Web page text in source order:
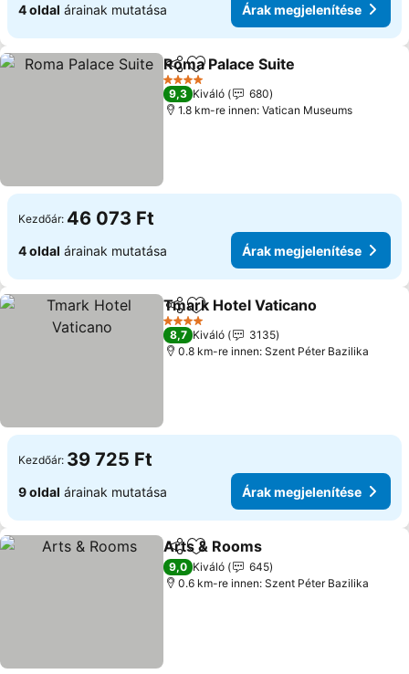
4 oldal árainak mutatása Árak megjelenítése
Megosztás
Hozzáadás a kedvencekhez
Roma Palace Suite
4 Kategória
9,3 Kiváló
680
1.8 km-re innen: Vatican Museums
Kezdőár: 46 073 Ft
4 oldal árainak mutatása Árak megjelenítése
Megosztás
Hozzáadás a kedvencekhez
Tmark Hotel Vaticano
4 Kategória
8,7 Kiváló
3135
0.8 km-re innen: Szent Péter Bazilika
Kezdőár: 39 725 Ft
9 oldal árainak mutatása Árak megjelenítése
Megosztás
Hozzáadás a kedvencekhez
Arts & Rooms
9,0 Kiváló
645
0.6 km-re innen: Szent Péter Bazilika